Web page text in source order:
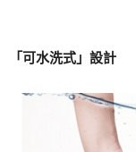
「可水洗式」設計